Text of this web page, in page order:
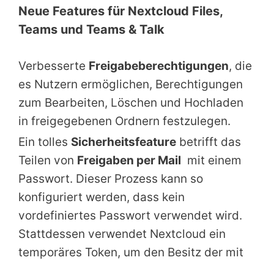
Neue Features für Nextcloud Files,
Teams und Teams & Talk
Verbesserte Freigabeberechtigungen, die
es Nutzern ermöglichen, Berechtigungen
zum Bearbeiten, Löschen und Hochladen
in freigegebenen Ordnern festzulegen.
Ein tolles Sicherheitsfeature betrifft das
Teilen von Freigaben per Mail mit einem
Passwort. Dieser Prozess kann so
konfiguriert werden, dass kein
vordefiniertes Passwort verwendet wird.
Stattdessen verwendet Nextcloud ein
temporäres Token, um den Besitz der mit